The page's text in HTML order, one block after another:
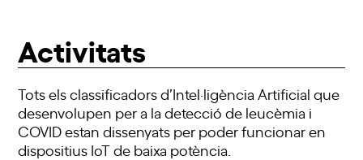
Activitats
Tots els classificadors d’Intel·ligència Artificial que
desenvolupen per a la detecció de leucèmia i
COVID estan dissenyats per poder funcionar en
dispositius IoT de baixa potència.